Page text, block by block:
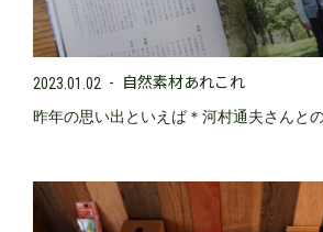
2023.01.02 自然素材あれこれ
昨年の思い出といえば＊河村通夫さんと